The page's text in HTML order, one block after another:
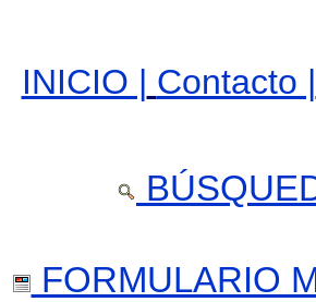
INICIO | Contacto |
FORMULARIO